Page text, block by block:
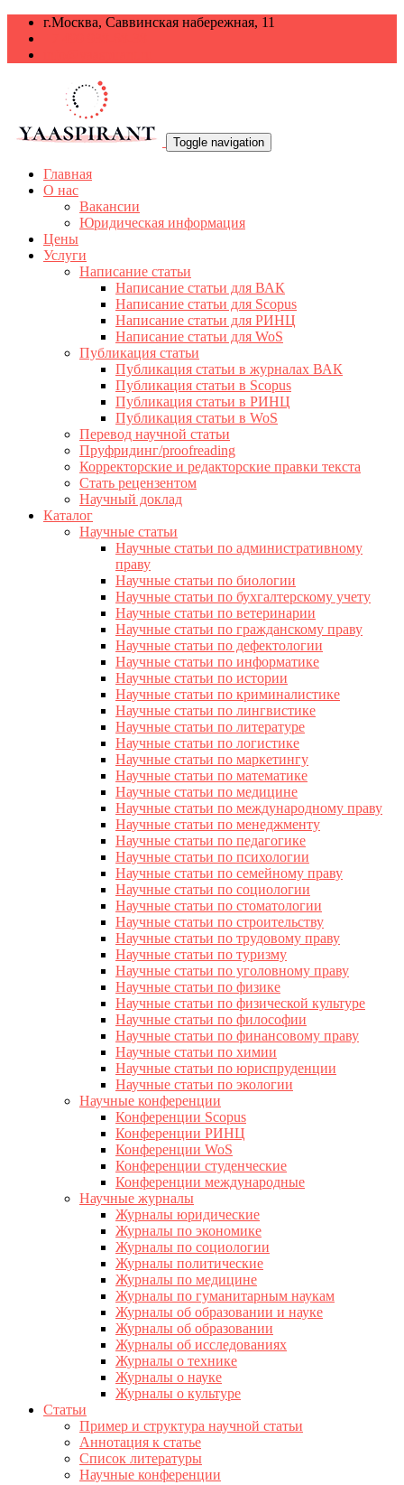
г.Москва, Саввинская набережная, 11
Toggle navigation
Главная
О нас
Вакансии
Юридическая информация
Цены
Услуги
Написание статьи
Написание статьи для ВАК
Написание статьи для Scopus
Написание статьи для РИНЦ
Написание статьи для WoS
Публикация статьи
Публикация статьи в журналах ВАК
Публикация статьи в Scopus
Публикация статьи в РИНЦ
Публикация статьи в WoS
Перевод научной статьи
Пруфридинг/proofreading
Корректорские и редакторские правки текста
Стать рецензентом
Научный доклад
Каталог
Научные статьи
Научные статьи по административному
праву
Научные статьи по биологии
Научные статьи по бухгалтерскому учету
Научные статьи по ветеринарии
Научные статьи по гражданскому праву
Научные статьи по дефектологии
Научные статьи по информатике
Научные статьи по истории
Научные статьи по криминалистике
Научные статьи по лингвистике
Научные статьи по литературе
Научные статьи по логистике
Научные статьи по маркетингу
Научные статьи по математике
Научные статьи по медицине
Научные статьи по международному праву
Научные статьи по менеджменту
Научные статьи по педагогике
Научные статьи по психологии
Научные статьи по семейному праву
Научные статьи по социологии
Научные статьи по стоматологии
Научные статьи по строительству
Научные статьи по трудовому праву
Научные статьи по туризму
Научные статьи по уголовному праву
Научные статьи по физике
Научные статьи по физической культуре
Научные статьи по философии
Научные статьи по финансовому праву
Научные статьи по химии
Научные статьи по юриспруденции
Научные статьи по экологии
Научные конференции
Конференции Scopus
Конференции РИНЦ
Конференции WoS
Конференции студенческие
Конференции международные
Научные журналы
Журналы юридические
Журналы по экономике
Журналы по социологии
Журналы политические
Журналы по медицине
Журналы по гуманитарным наукам
Журналы об образовании и науке
Журналы об образовании
Журналы об исследованиях
Журналы о технике
Журналы о науке
Журналы о культуре
Статьи
Пример и структура научной статьи
Аннотация к статье
Список литературы
Научные конференции